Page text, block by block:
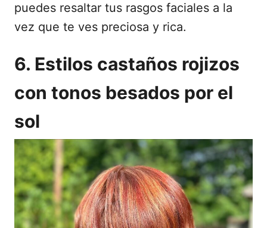
puedes resaltar tus rasgos faciales a la
vez que te ves preciosa y rica.
6. Estilos castaños rojizos
con tonos besados por el
sol